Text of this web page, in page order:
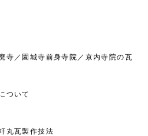
寺／園城寺前身寺院／京内寺院の瓦
ついて
瓦製作技法